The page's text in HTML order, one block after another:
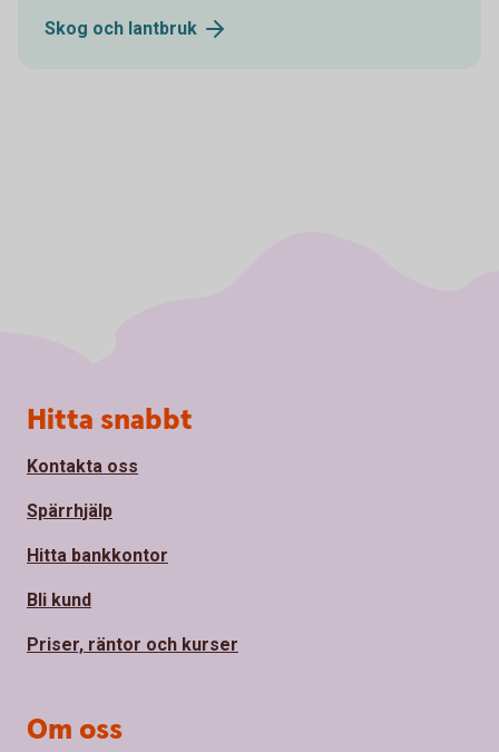
Skog och lantbruk
Sidfot
Hitta snabbt
Kontakta oss
Spärrhjälp
Hitta bankkontor
Bli kund
Priser, räntor och kurser
Om oss